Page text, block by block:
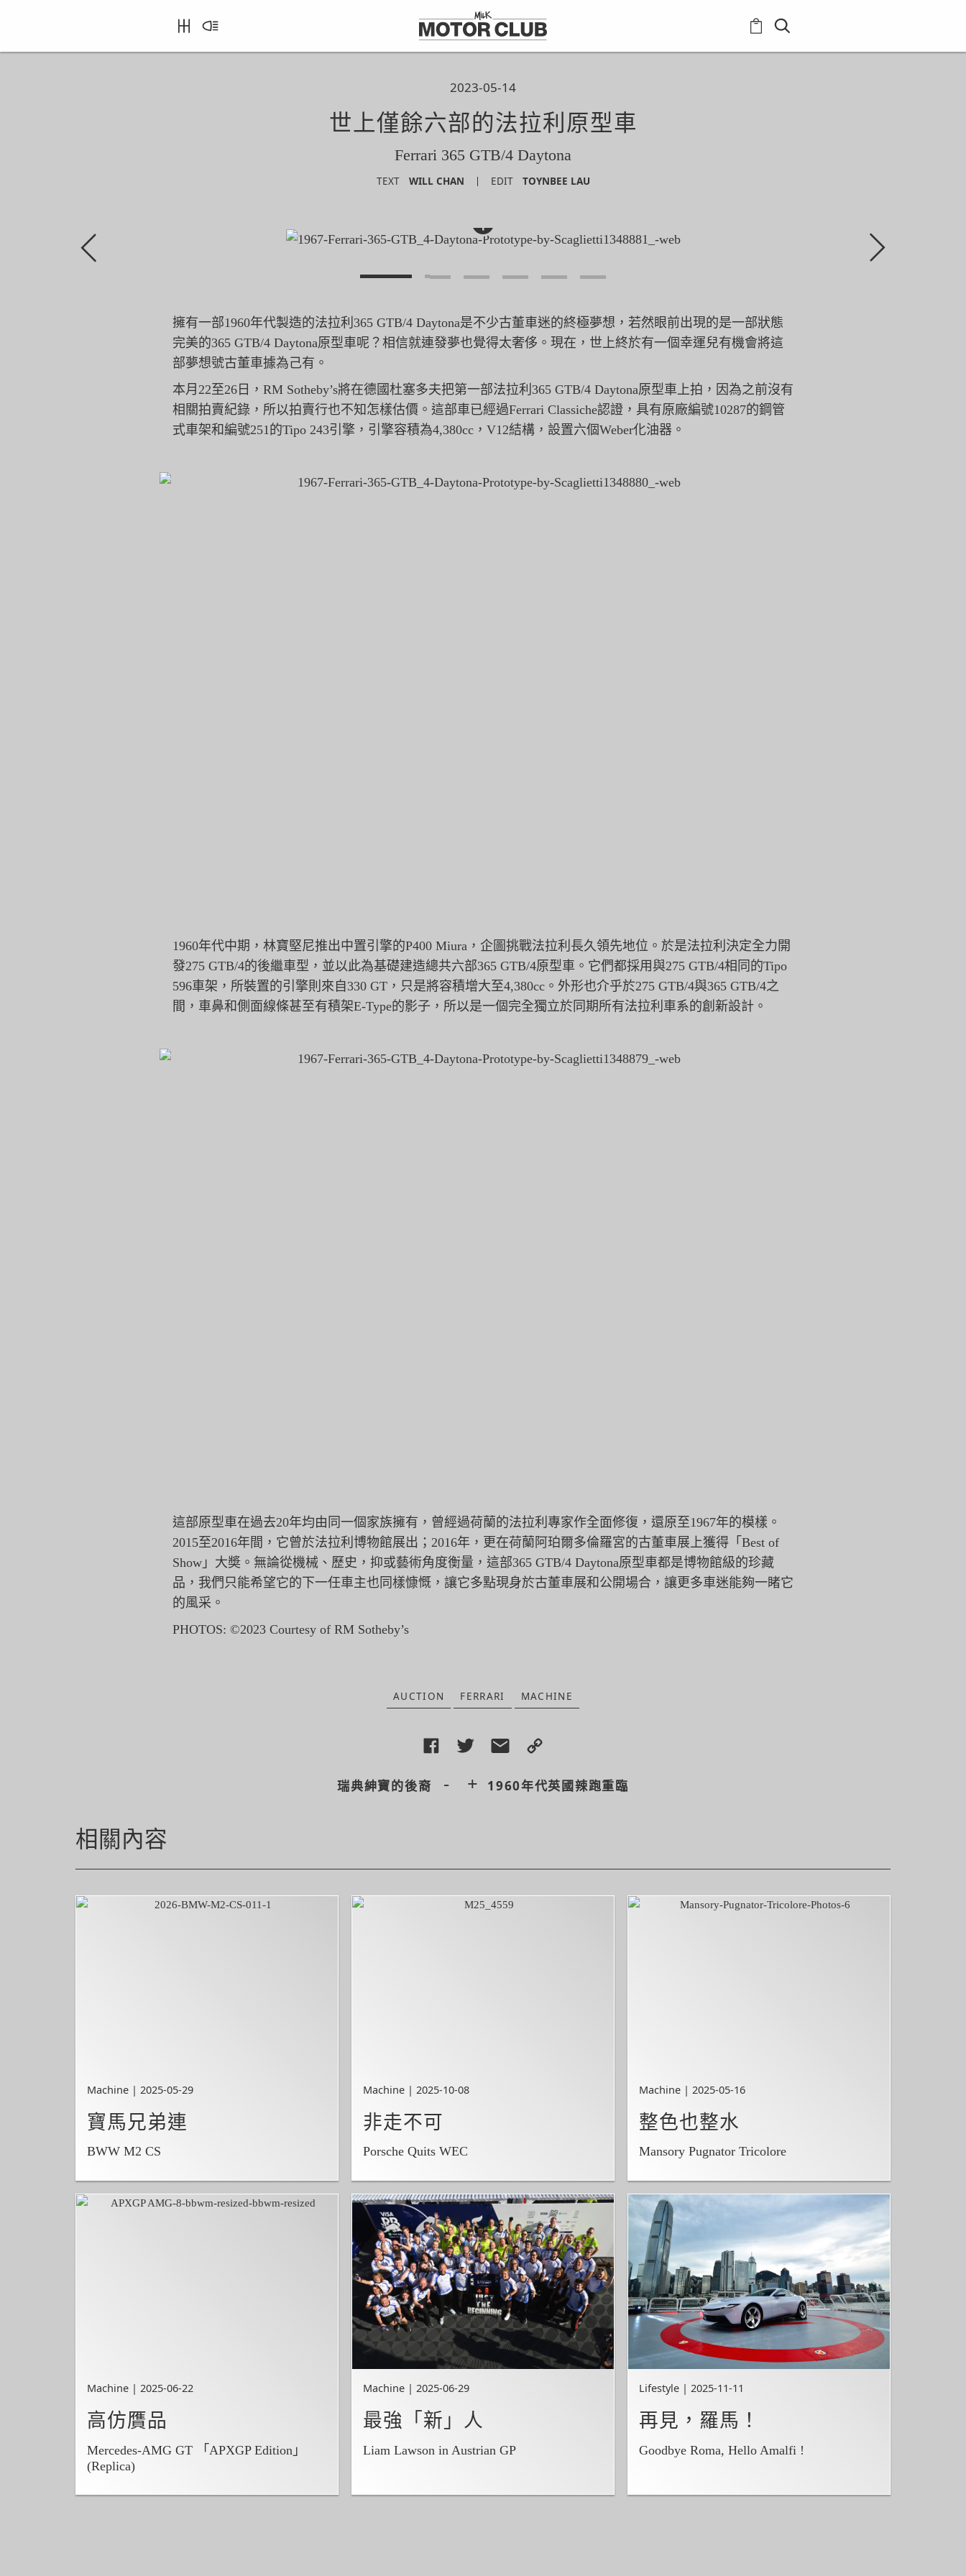
2023-05-14
世上僅餘六部的法拉利原型車
Ferrari 365 GTB/4 Daytona
TEXT WILL CHAN EDIT TOYNBEE LAU
+
擁有一部1960年代製造的法拉利365 GTB/4 Daytona是不少古董車迷的終極夢想， 若然眼前出現的是一部狀態
完美的365 GTB/4 Daytona原型車呢？相信就連發夢也覺得太奢侈。現在， 世上終於有一個幸運兒有機會將這
部夢想號古董車據為己有。
本月22至26日，RM Sotheby’s將在德國杜塞多夫把第一部法拉利365 GTB/4 Daytona原型車上拍，因為之前沒有
相關拍賣紀錄， 所以拍賣行也不知怎樣估價。這部車已經過Ferrari Classiche認證， 具有原廠編號10287的鋼管
式車架和編號251的Tipo 243引擎，引擎容積為4,380cc，V12結構， 設置六個Weber化油器。
1960年代中期，林寶堅尼推出中置引擎的P400 Miura，企圖挑戰法拉利長久領先地位。 於是法拉利決定全力開
發275 GTB/4的後繼車型，並以此為基礎建造總共六部365 GTB/4原型車。它們都採用與275 GTB/4相同的Tipo
596車架，所裝置的引擎則來自330 GT，只是將容積增大至4,380cc。外形也介乎於275 GTB/4與365 GTB/4之
間，車鼻和側面線條甚至有積架E-Type的影子， 所以是一個完全獨立於同期所有法拉利車系的創新設計。
這部原型車在過去20年均由同一個家族擁有， 曾經過荷蘭的法拉利專家作全面修復，還原至1967年的模樣。
2015至2016年間，它曾於法拉利博物館展出；2016年，更在荷蘭阿珀爾多倫羅宮的古董車展上獲得「Best of
Show」大奬。無論從機械、歷史，抑或藝術角度衡量， 這部365 GTB/4 Daytona原型車都是博物館級的珍藏
品， 我們只能希望它的下一任車主也同樣慷慨， 讓它多點現身於古董車展和公開場合， 讓更多車迷能夠一睹它
的風采。
PHOTOS: ©2023 Courtesy of RM Sotheby’s
AUCTION FERRARI MACHINE
瑞典紳寶的後裔 - + 1960年代英國辣跑重臨
相關內容
Machine | 2025-05-29
寶馬兄弟連
BWW M2 CS
Machine | 2025-10-08
非走不可
Porsche Quits WEC
Machine | 2025-05-16
整色也整水
Mansory Pugnator Tricolore
Machine | 2025-06-22
高仿贋品
Mercedes-AMG GT 「APXGP Edition」
(Replica)
Machine | 2025-06-29
最強「新」人
Liam Lawson in Austrian GP
Lifestyle | 2025-11-11
再見，羅馬！
Goodbye Roma, Hello Amalfi !